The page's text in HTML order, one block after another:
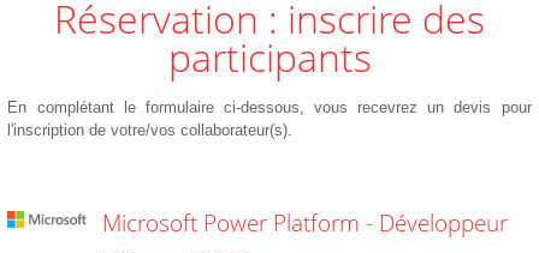
Réservation : inscrire des
participants
En complétant le formulaire ci-dessous, vous recevrez un devis pour
l'inscription de votre/vos collaborateur(s).
Microsoft Power Platform - Développeur